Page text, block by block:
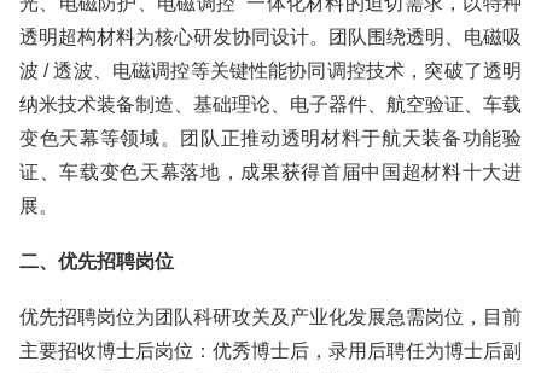
透明超构材料为核心研发协同设计。团队围绕透明、电磁吸
波 / 透波、电磁调控等关键性能协同调控技术，突破了透明
纳米技术装备制造、基础理论、电子器件、航空验证、车载
变色天幕等领域。团队正推动透明材料于航天装备功能验
证、车载变色天幕落地，成果获得首届中国超材料十大进
展。
二、优先招聘岗位
优先招聘岗位为团队科研攻关及产业化发展急需岗位，目前
主要招收博士后岗位：优秀博士后，录用后聘任为博士后副